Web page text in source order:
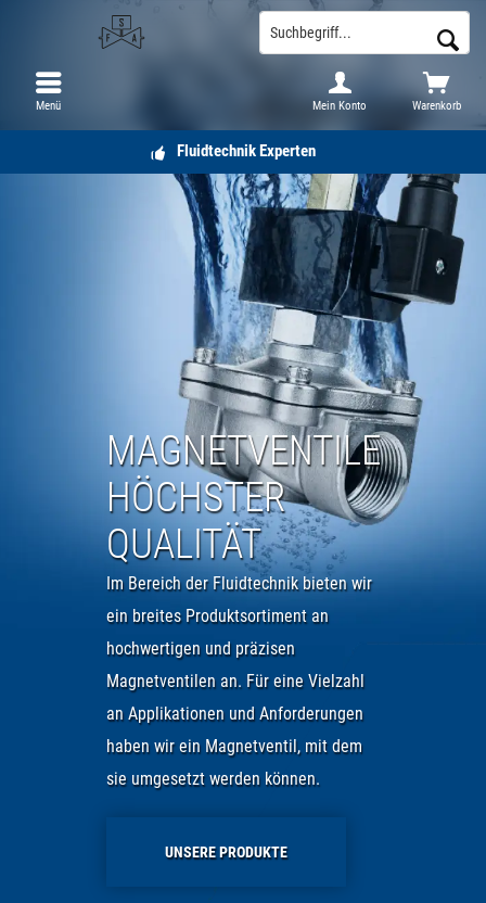
Fluidtechnik Experten
Warenkorb
Mein Konto
Menü
MAGNETVENTILE
HÖCHSTER
QUALITÄT
Im Bereich der Fluidtechnik bieten wir
ein breites Produktsortiment an
hochwertigen und präzisen
Magnetventilen an. Für eine Vielzahl
an Applikationen und Anforderungen
haben wir ein Magnetventil, mit dem
sie umgesetzt werden können.
UNSERE PRODUKTE